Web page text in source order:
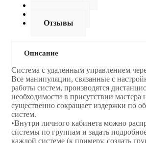
Отзывы
Описание
Система с удаленным управлением
Все манипуляции, связанные с
работы систем, производятся
необходимости в присутствии мастера
существенно сокращает издержки по
систем.
•Внутри личного кабинета можно
системы по группам и задать
каждой системе (к примеру, создать